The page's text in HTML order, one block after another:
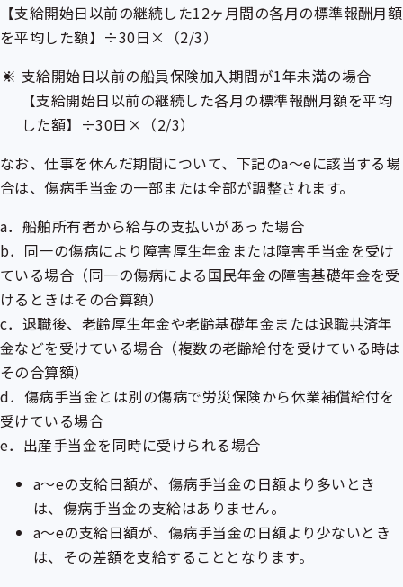
【支給開始日以前の継続した12ヶ月間の各月の標準報酬月額
を平均した額】÷30日×（2/3）
支給開始日以前の船員保険加入期間が1年未満の場合
【支給開始日以前の継続した各月の標準報酬月額を平均
した額】÷30日×（2/3）
なお、仕事を休んだ期間について、下記のa～eに該当する場
合は、傷病手当金の一部または全部が調整されます。
a．船舶所有者から給与の支払いがあった場合
b．同一の傷病により障害厚生年金または障害手当金を受け
ている場合（同一の傷病による国民年金の障害基礎年金を受
けるときはその合算額）
c．退職後、老齢厚生年金や老齢基礎年金または退職共済年
金などを受けている場合（複数の老齢給付を受けている時は
その合算額）
d．傷病手当金とは別の傷病で労災保険から休業補償給付を
受けている場合
e． 出産手当金を同時に受けられる場合
a～eの支給日額が、傷病手当金の日額より多いとき
は、傷病手当金の支給はありません。
a～eの支給日額が、傷病手当金の日額より少ないとき
は、その差額を支給することとなります。